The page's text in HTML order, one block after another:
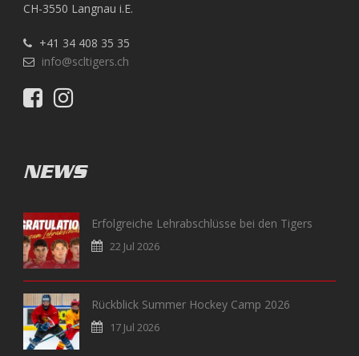
CH-3550 Langnau i.E.
+41 34 408 35 35
info@scltigers.ch
NEWS
Erfolgreiche Lehrabschlüsse bei den Tigers
22 Jul 2026
Rückblick Summer Hockey Camp 2026
17 Jul 2026